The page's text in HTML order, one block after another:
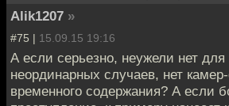
Alik1207 »
#75 | 15.09.15 19:16
А если серьезно, неужели нет
неординарных случаев, нет
временного содержания? А если